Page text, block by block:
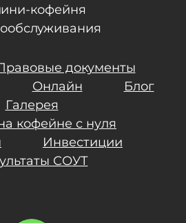
кофейня
документы
Онлайн
Блог
Галерея
кофейне с нуля
Инвестиции
СОУТ